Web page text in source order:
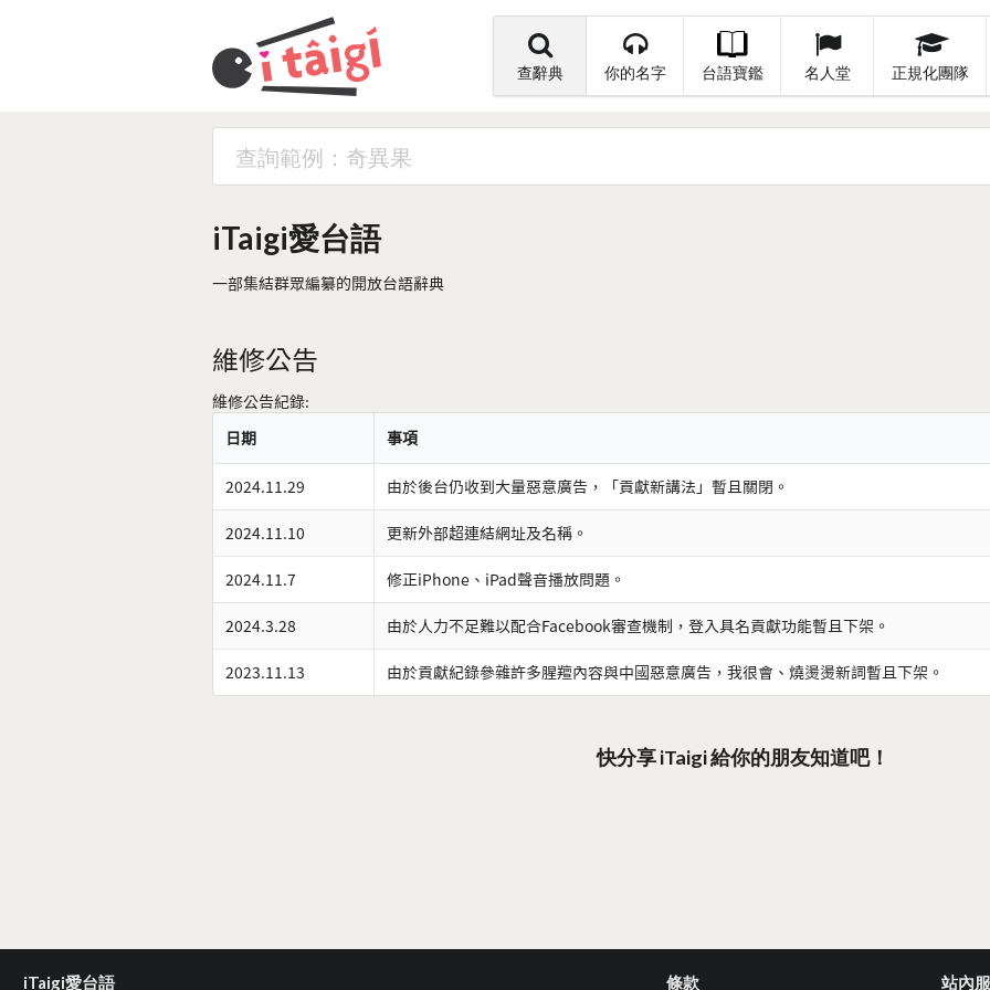
查辭典 你的名字 台語寶鑑 名人堂 正規化團隊
iTaigi愛台語
一部集結群眾編纂的開放台語辭典
維修公告
維修公告紀錄:
日期
事項
2024.11.29 由於後台仍收到大量惡意廣告，「貢獻新講法」暫且關閉。
2024.11.10 更新外部超連結網址及名稱。
2024.11.7 修正iPhone、iPad聲音播放問題。
2024.3.28 由於人力不足難以配合Facebook審查機制，登入具名貢獻功能暫且下架。
2023.11.13 由於貢獻紀錄參雜許多腥羶內容與中國惡意廣告，我很會、燒燙燙新詞暫且下架。
快分享 iTaigi 給你的朋友知道吧！
iTaigi愛台語 條款 站內